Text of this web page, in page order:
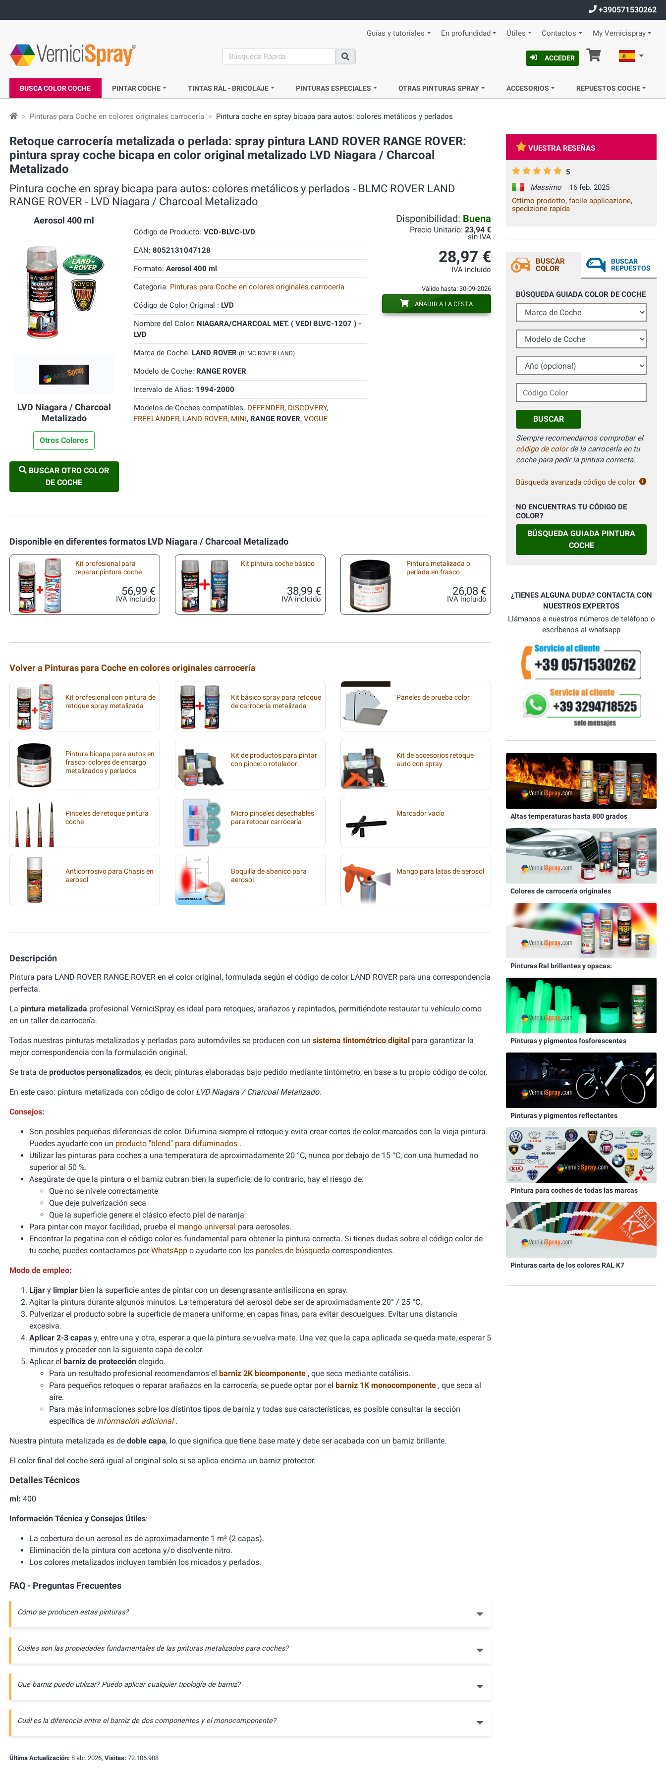
+390571530262
Guías y tutoriales En profundidad Útiles Contactos My Vernicispray
search
Buscar
ACCEDER Cesta Español
BUSCA COLOR COCHE PINTAR COCHE TINTAS RAL - BRICOLAJE PINTURAS ESPECIALES OTRAS PINTURAS SPRAY ACCESORIOS REPUESTOS COCHE
Pinturas para Coche en colores originales carrocería Pintura coche en spray bicapa para autos: colores metálicos y perlados
Retoque carrocería metalizada o perlada: spray pintura LAND ROVER RANGE ROVER:
pintura spray coche bicapa en color original metalizado LVD Niagara / Charcoal
Metalizado
Pintura coche en spray bicapa para autos: colores metálicos y perlados ‐ BLMC ROVER LAND
RANGE ROVER ‐ LVD Niagara / Charcoal Metalizado
Aerosol 400 ml
LVD Niagara / Charcoal
Metalizado
Otros Colores
BUSCAR OTRO COLOR
DE COCHE
Código de Producto: VCD-BLVC-LVD
EAN: 8052131047128
Formato: Aerosol 400 ml
Categoria: Pinturas para Coche en colores originales carrocería
Código de Color Original : LVD
Nombre del Color: NIAGARA/CHARCOAL MET. ( VEDI BLVC-1207 ) -
LVD
Marca de Coche: LAND ROVER (BLMC ROVER LAND)
Modelo de Coche: RANGE ROVER
Intervalo de Años: 1994-2000
Modelos de Coches compatibles: DEFENDER, DISCOVERY,
FREELANDER, LAND ROVER, MINI, RANGE ROVER, VOGUE
Disponibilidad: Buena
Precio Unitario: 23,94 €
sin IVA
28,97 €
IVA incluido
Válido hasta: 30-09-2026
AÑADIR A LA CESTA
Disponible en diferentes formatos LVD Niagara / Charcoal Metalizado
Kit profesional para
reparar pintura coche
56,99 €
IVA incluido
Kit pintura coche básico
38,99 €
IVA incluido
Pintura metalizada o
perlada en frasco
26,08 €
IVA incluido
Volver a Pinturas para Coche en colores originales carrocería
Kit profesional con pintura de
retoque spray metalizada
Kit básico spray para retoque
de carrocería metalizada
Paneles de prueba color
Pintura bicapa para autos en
frasco: colores de encargo
metalizados y perlados
Kit de productos para pintar
con pincel o rotulador
Kit de accesorios retoque
auto con spray
Pinceles de retoque pintura
coche
Micro pinceles desechables
para retocar carrocería
Marcador vacío
Anticorrosivo para Chasis en
aerosol
Boquilla de abanico para
aerosol
Mango para latas de aerosol
Descripción
Pintura para LAND ROVER RANGE ROVER en el color original, formulada según el código de color LAND ROVER para una correspondencia
perfecta.
La pintura metalizada profesional VerniciSpray es ideal para retoques, arañazos y repintados, permitiéndote restaurar tu vehículo como
en un taller de carrocería.
Todas nuestras pinturas metalizadas y perladas para automóviles se producen con un sistema tintométrico digital para garantizar la
mejor correspondencia con la formulación original.
Se trata de productos personalizados, es decir, pinturas elaboradas bajo pedido mediante tintómetro, en base a tu propio código de color.
En este caso: pintura metalizada con código de color LVD Niagara / Charcoal Metalizado.
Consejos:
Son posibles pequeñas diferencias de color. Difumina siempre el retoque y evita crear cortes de color marcados con la vieja pintura.
Puedes ayudarte con un producto "blend" para difuminados .
Utilizar las pinturas para coches a una temperatura de aproximadamente 20 °C, nunca por debajo de 15 °C, con una humedad no
superior al 50 %.
Asegúrate de que la pintura o el barniz cubran bien la superficie, de lo contrario, hay el riesgo de:
Que no se nivele correctamente
Que deje pulverización seca
Que la superficie genere el clásico efecto piel de naranja
Para pintar con mayor facilidad, prueba el mango universal para aerosoles.
Encontrar la pegatina con el código color es fundamental para obtener la pintura correcta. Si tienes dudas sobre el código color de
tu coche, puedes contactarnos porWhatsApp o ayudarte con los paneles de búsqueda correspondientes.
Modo de empleo:
Lijar y limpiar bien la superficie antes de pintar con un desengrasante antisilicona en spray.
Agitar la pintura durante algunos minutos. La temperatura del aerosol debe ser de aproximadamente 20° / 25 °C.
Pulverizar el producto sobre la superficie de manera uniforme, en capas finas, para evitar descuelgues. Evitar una distancia
excesiva.
Aplicar 2-3 capas y, entre una y otra, esperar a que la pintura se vuelva mate. Una vez que la capa aplicada se queda mate, esperar 5
minutos y proceder con la siguiente capa de color.
Aplicar el barniz de protección elegido.
Para un resultado profesional recomendamos el barniz 2K bicomponente , que seca mediante catálisis.
Para pequeños retoques o reparar arañazos en la carrocería, se puede optar por el barniz 1K monocomponente , que seca al
aire.
Para más informaciones sobre los distintos tipos de barniz y todas sus características, es posible consultar la sección
específica de información adicional.
Nuestra pintura metalizada es de doble capa, lo que significa que tiene base mate y debe ser acabada con un barniz brillante.
El color final del coche será igual al original solo si se aplica encima un barniz protector.
Detalles Técnicos
ml: 400
Información Técnica y Consejos Útiles:
La cobertura de un aerosol es de aproximadamente 1 m² (2 capas).
Eliminación de la pintura con acetona y/o disolvente nitro.
Los colores metalizados incluyen también los micados y perlados.
FAQ - Preguntas Frecuentes
Cómo se producen estas pinturas?
Cuáles son las propiedades fundamentales de las pinturas metalizadas para coches?
Qué barniz puedo utilizar? Puedo aplicar cualquier tipología de barniz?
Cuál es la diferencia entre el barniz de dos componentes y el monocomponente?
Última Actualización: 8 abr. 2026, Visitas: 72.106.908
VUESTRA RESEÑAS
5
Massimo
16 feb. 2025
Ottimo prodotto, facile applicazione,
spedizione rapida
BUSCAR
COLOR
BUSCAR
REPUESTOS
BÚSQUEDA GUIADA COLOR DE COCHE
Marca de Coche
Modelo de Coche
Año (opcional)
Código Color
BUSCAR
Siempre recomendamos comprobar el
código de colorde la carrocerÍa en tu
coche para pedir la pintura correcta.
Búsqueda avanzada código de color
NO ENCUENTRAS TU CÓDIGO DE
COLOR?
BÚSQUEDA GUIADA PINTURA
COCHE
¿TIENES ALGUNA DUDA? CONTACTA CON
NUESTROS EXPERTOS
Llámanos a nuestros números de teléfono o
escrÍbenos al whatsapp
Altas temperaturas hasta 800 grados
Colores de carrocería originales
Pinturas Ral brillantes y opacas.
Pinturas y pigmentos fosforescentes
Pinturas y pigmentos reflectantes
Pintura para coches de todas las marcas
Pinturas carta de los colores RAL K7